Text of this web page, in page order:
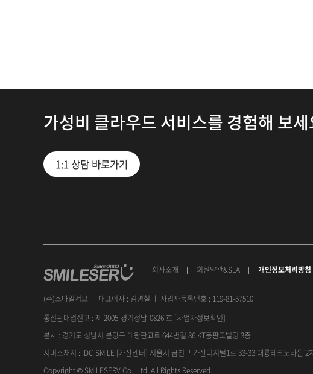
가성비 클라우드 서비스를 경험해 보
1:1 상담 바로가기
회사소개 회원약관&SLA 개인정보처리방침
(주)스마일서브 ㅣ 대표이사 : 김병철 ㅣ 사업자등록번호 : 119-81-57510
통신판매업신고 : 제 2005-경기성남-0826 호 [사업자정보확인]
본사 : 경기도 성남시 분당구 대왕판교로 644번길 86 KT동판교빌딩 3층
서버소재지 : IDC SMILE [가산센터] 서울시 금천구 가산디지털1로 33-33 대륭테크노타운 2
Copyright © SMILESERV Co., Ltd. All Rights Reserved.